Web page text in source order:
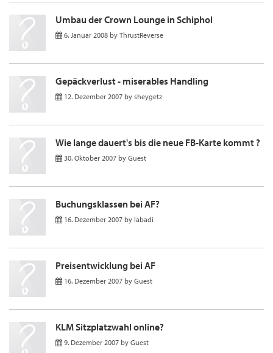
Umbau der Crown Lounge in Schiphol
6. Januar 2008 by ThrustReverse
Gepäckverlust - miserables Handling
12. Dezember 2007 by sheygetz
Wie lange dauert's bis die neue FB-Karte kommt ?
30. Oktober 2007 by Guest
Buchungsklassen bei AF?
16. Dezember 2007 by labadi
Preisentwicklung bei AF
16. Dezember 2007 by Guest
KLM Sitzplatzwahl online?
9. Dezember 2007 by Guest